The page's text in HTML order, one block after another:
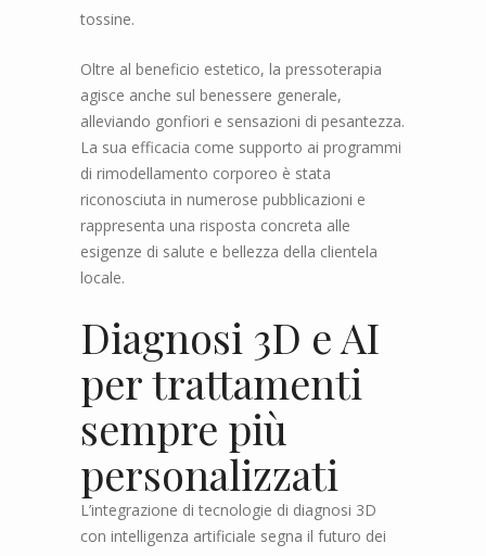
tossine.
Oltre al beneficio estetico, la pressoterapia
agisce anche sul benessere generale,
alleviando gonfiori e sensazioni di pesantezza.
La sua efficacia come supporto ai programmi
di rimodellamento corporeo è stata
riconosciuta in numerose pubblicazioni e
rappresenta una risposta concreta alle
esigenze di salute e bellezza della clientela
locale.
Diagnosi 3D e AI
per trattamenti
sempre più
personalizzati
L’integrazione di tecnologie di diagnosi 3D
con intelligenza artificiale segna il futuro dei